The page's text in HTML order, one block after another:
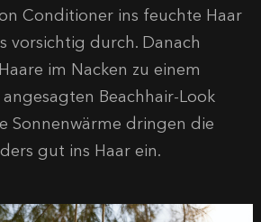
Conditioner ins feuchte Haar
vorsichtig durch. Danach
im Nacken zu einem
Beachhair-Look
Sonnenwärme dringen die
gut ins Haar ein.